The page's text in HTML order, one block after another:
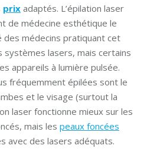
prix adaptés. L’épilation laser
de médecine esthétique le
des médecins pratiquant cet
lasers, mais certains
appareils à lumière pulsée.
fréquemment épilées sont le
et le visage (surtout la
laser fonctionne mieux sur les
mais les peaux foncées
avec des lasers adéquats.